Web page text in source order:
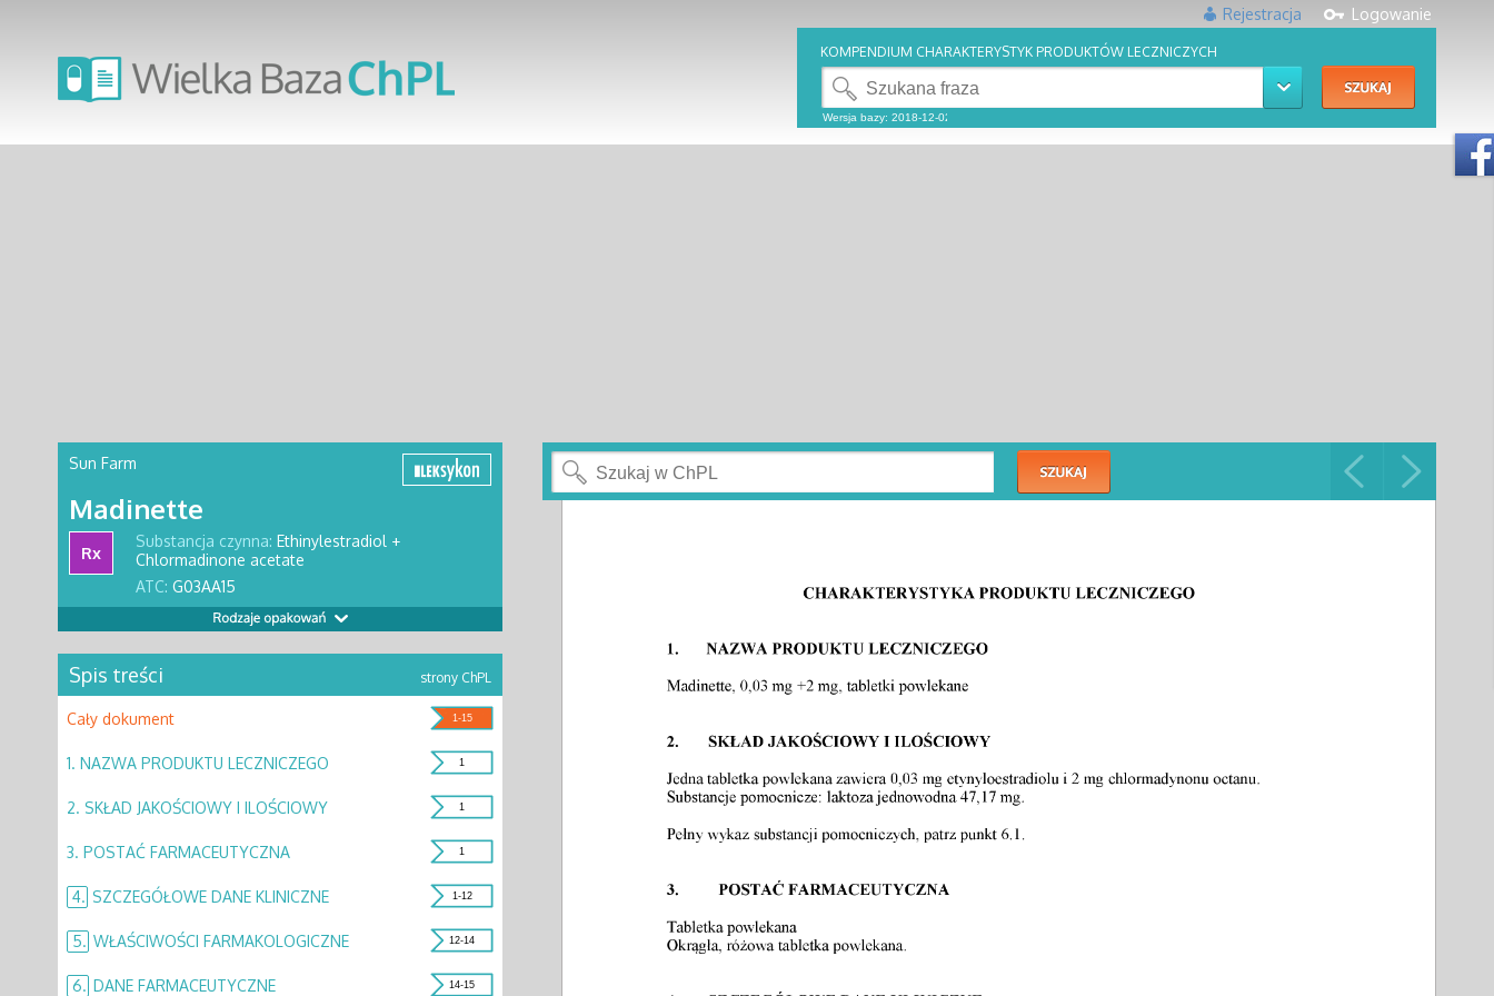
Logowanie
Rejestracja
KOMPENDIUM CHARAKTERYSTYK PRODUKTÓW LECZNICZYCH
Sun Farm
Madinette
Substancja czynna: Ethinylestradiol +
Chlormadinone acetate
ATC: G03AA15
Rx
Spis treści strony ChPL
Cały dokument 1-15
1. NAZWA PRODUKTU LECZNICZEGO 1
2. SKŁAD JAKOŚCIOWY I ILOŚCIOWY 1
3. POSTAĆ FARMACEUTYCZNA 1
4. SZCZEGÓŁOWE DANE KLINICZNE 1-12
5. WŁAŚCIWOŚCI FARMAKOLOGICZNE 12-14
6. DANE FARMACEUTYCZNE 14-15